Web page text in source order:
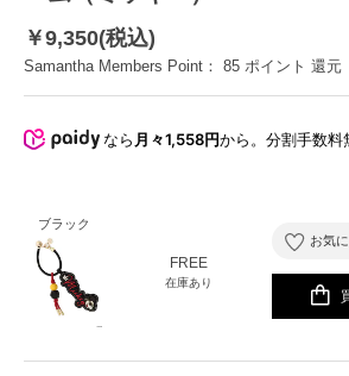
￥9,350(税込)
Samantha Members Point： 85 ポイント 還元
なら 月々1,558円から。分割手数料
ブラック
FREE
在庫あり
お気